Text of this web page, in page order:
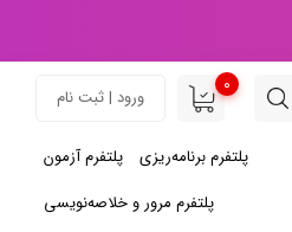
0
ورود | ثبت نام
پلتفرم آزمون
پلتفرم برنامه‌ریزی
پلتفرم مرور و خلاصه‌نویسی